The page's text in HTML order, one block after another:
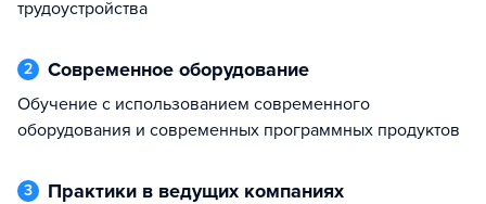
трудоустройства
2 Современное оборудование
Обучение с использованием современного
оборудования и современных программных продуктов
3 Практики в ведущих компаниях